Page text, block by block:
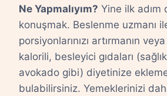
Ne Yapmalıyım? Yine ilk adım
konuşmak. Beslenme uzmanı
porsiyonlarınızı artırmanın
kalorili, besleyici gıdaları
avokado gibi) diyetinize
bulabilirsiniz. Yemeklerinizi